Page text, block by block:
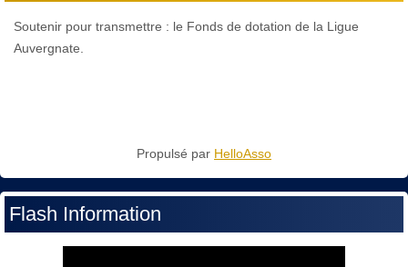
Soutenir pour transmettre : le Fonds de dotation de la Ligue
Auvergnate.
Propulsé par HelloAsso
Flash Information